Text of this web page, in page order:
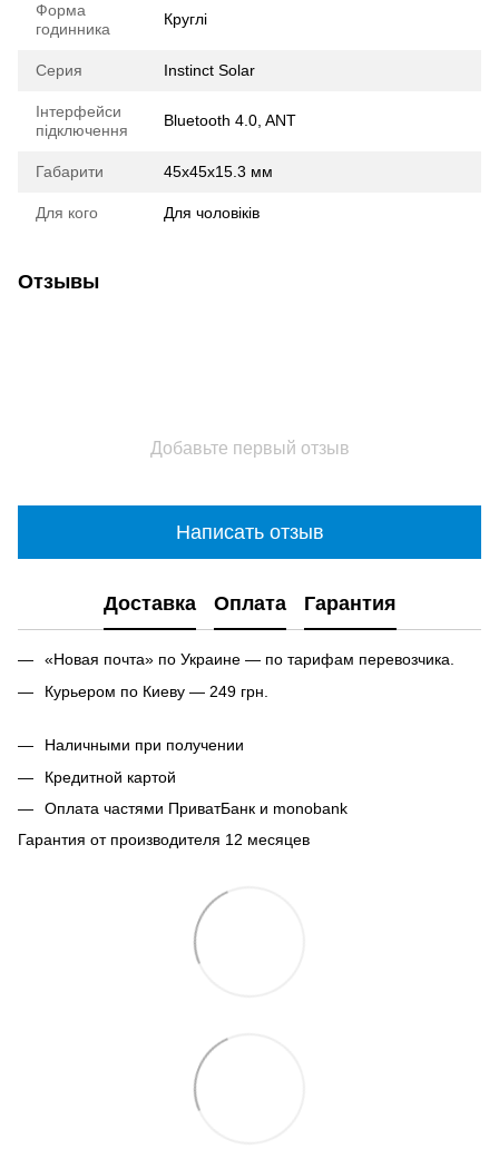
Форма
годинника
Круглі
Серия Instinct Solar
Інтерфейси
підключення
Bluetooth 4.0, ANT
Габарити 45x45x15.3 мм
Для кого Для чоловіків
Отзывы
Добавьте первый отзыв
Написать отзыв
Доставка Оплата Гарантия
«Новая почта» по Украине — по тарифам перевозчика.
Курьером по Киеву — 249 грн.
Наличными при получении
Кредитной картой
Оплата частями ПриватБанк и monobank
Гарантия от производителя 12 месяцев